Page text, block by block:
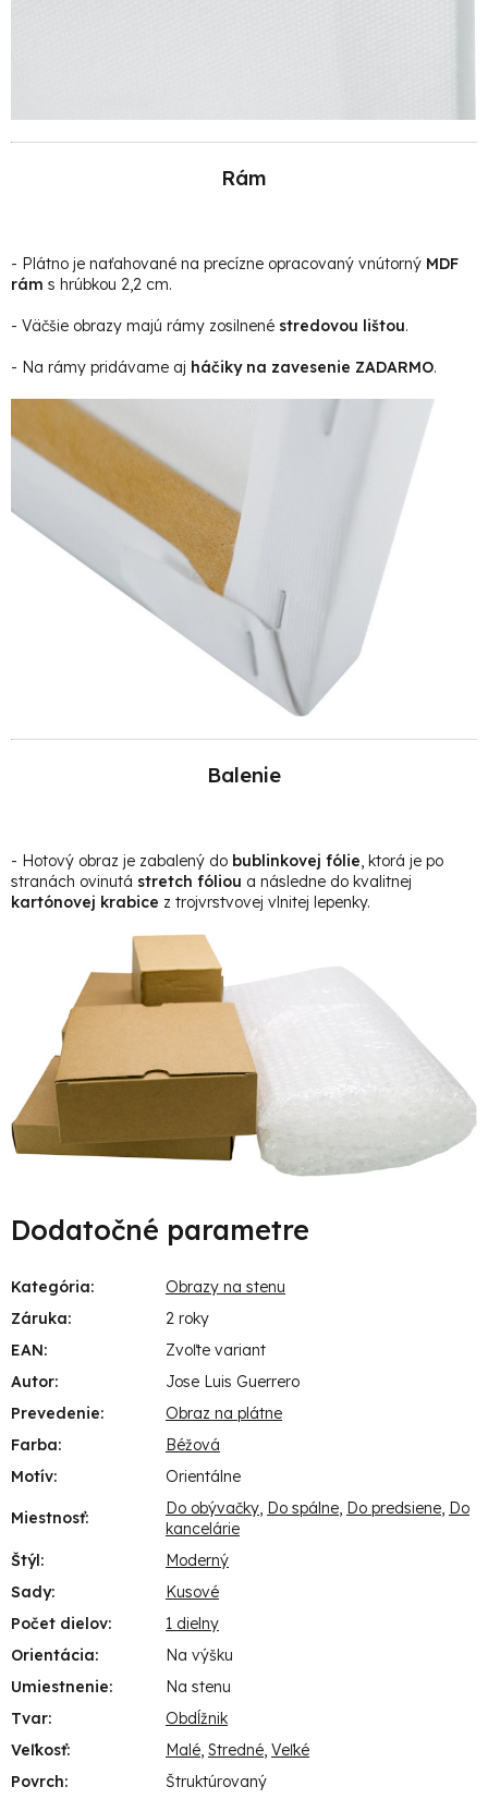
Rám
- Plátno je naťahované na precízne opracovaný vnútorný MDF
rám s hrúbkou 2,2 cm.
- Väčšie obrazy majú rámy zosilnené stredovou lištou.
- Na rámy pridávame aj háčiky na zavesenie ZADARMO.
Balenie
- Hotový obraz je zabalený do bublinkovej fólie, ktorá je po
stranách ovinutá stretch fóliou a následne do kvalitnej
kartónovej krabice z trojvrstvovej vlnitej lepenky.
Dodatočné parametre
Kategória:
Obrazy na stenu
Záruka:
2 roky
EAN:
Zvoľte variant
Autor:
Jose Luis Guerrero
Prevedenie:
Obraz na plátne
Farba:
Béžová
Motív: Orientálne
Miestnosť: Do obývačky, Do spálne, Do predsiene, Do
kancelárie
Štýl:
Moderný
Sady:
Kusové
Počet dielov:
1 dielny
Orientácia:
Na výšku
Umiestnenie:
Na stenu
Tvar:
Obdĺžnik
Veľkosť: Malé, Stredné, Veľké
Povrch: Štruktúrovaný